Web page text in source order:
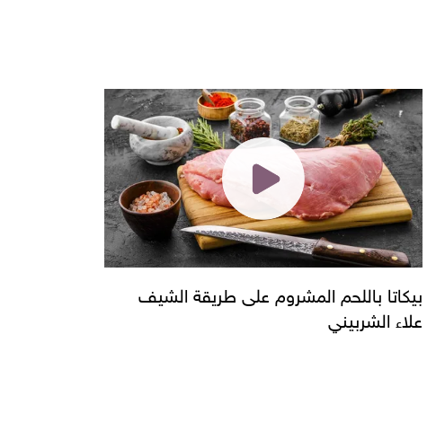
بيكاتا باللحم المشروم على طريقة الشيف
علاء الشربيني